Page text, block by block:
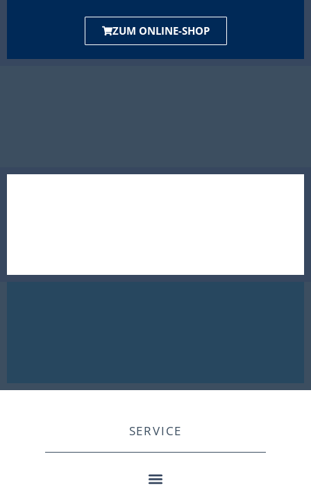
ZUM ONLINE-SHOP
SERVICE